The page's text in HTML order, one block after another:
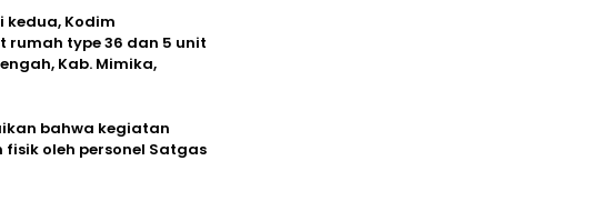
kedua, Kodim
rumah type 36 dan 5 unit
Kab. Mimika,
bahwa kegiatan
fisik oleh personel Satgas